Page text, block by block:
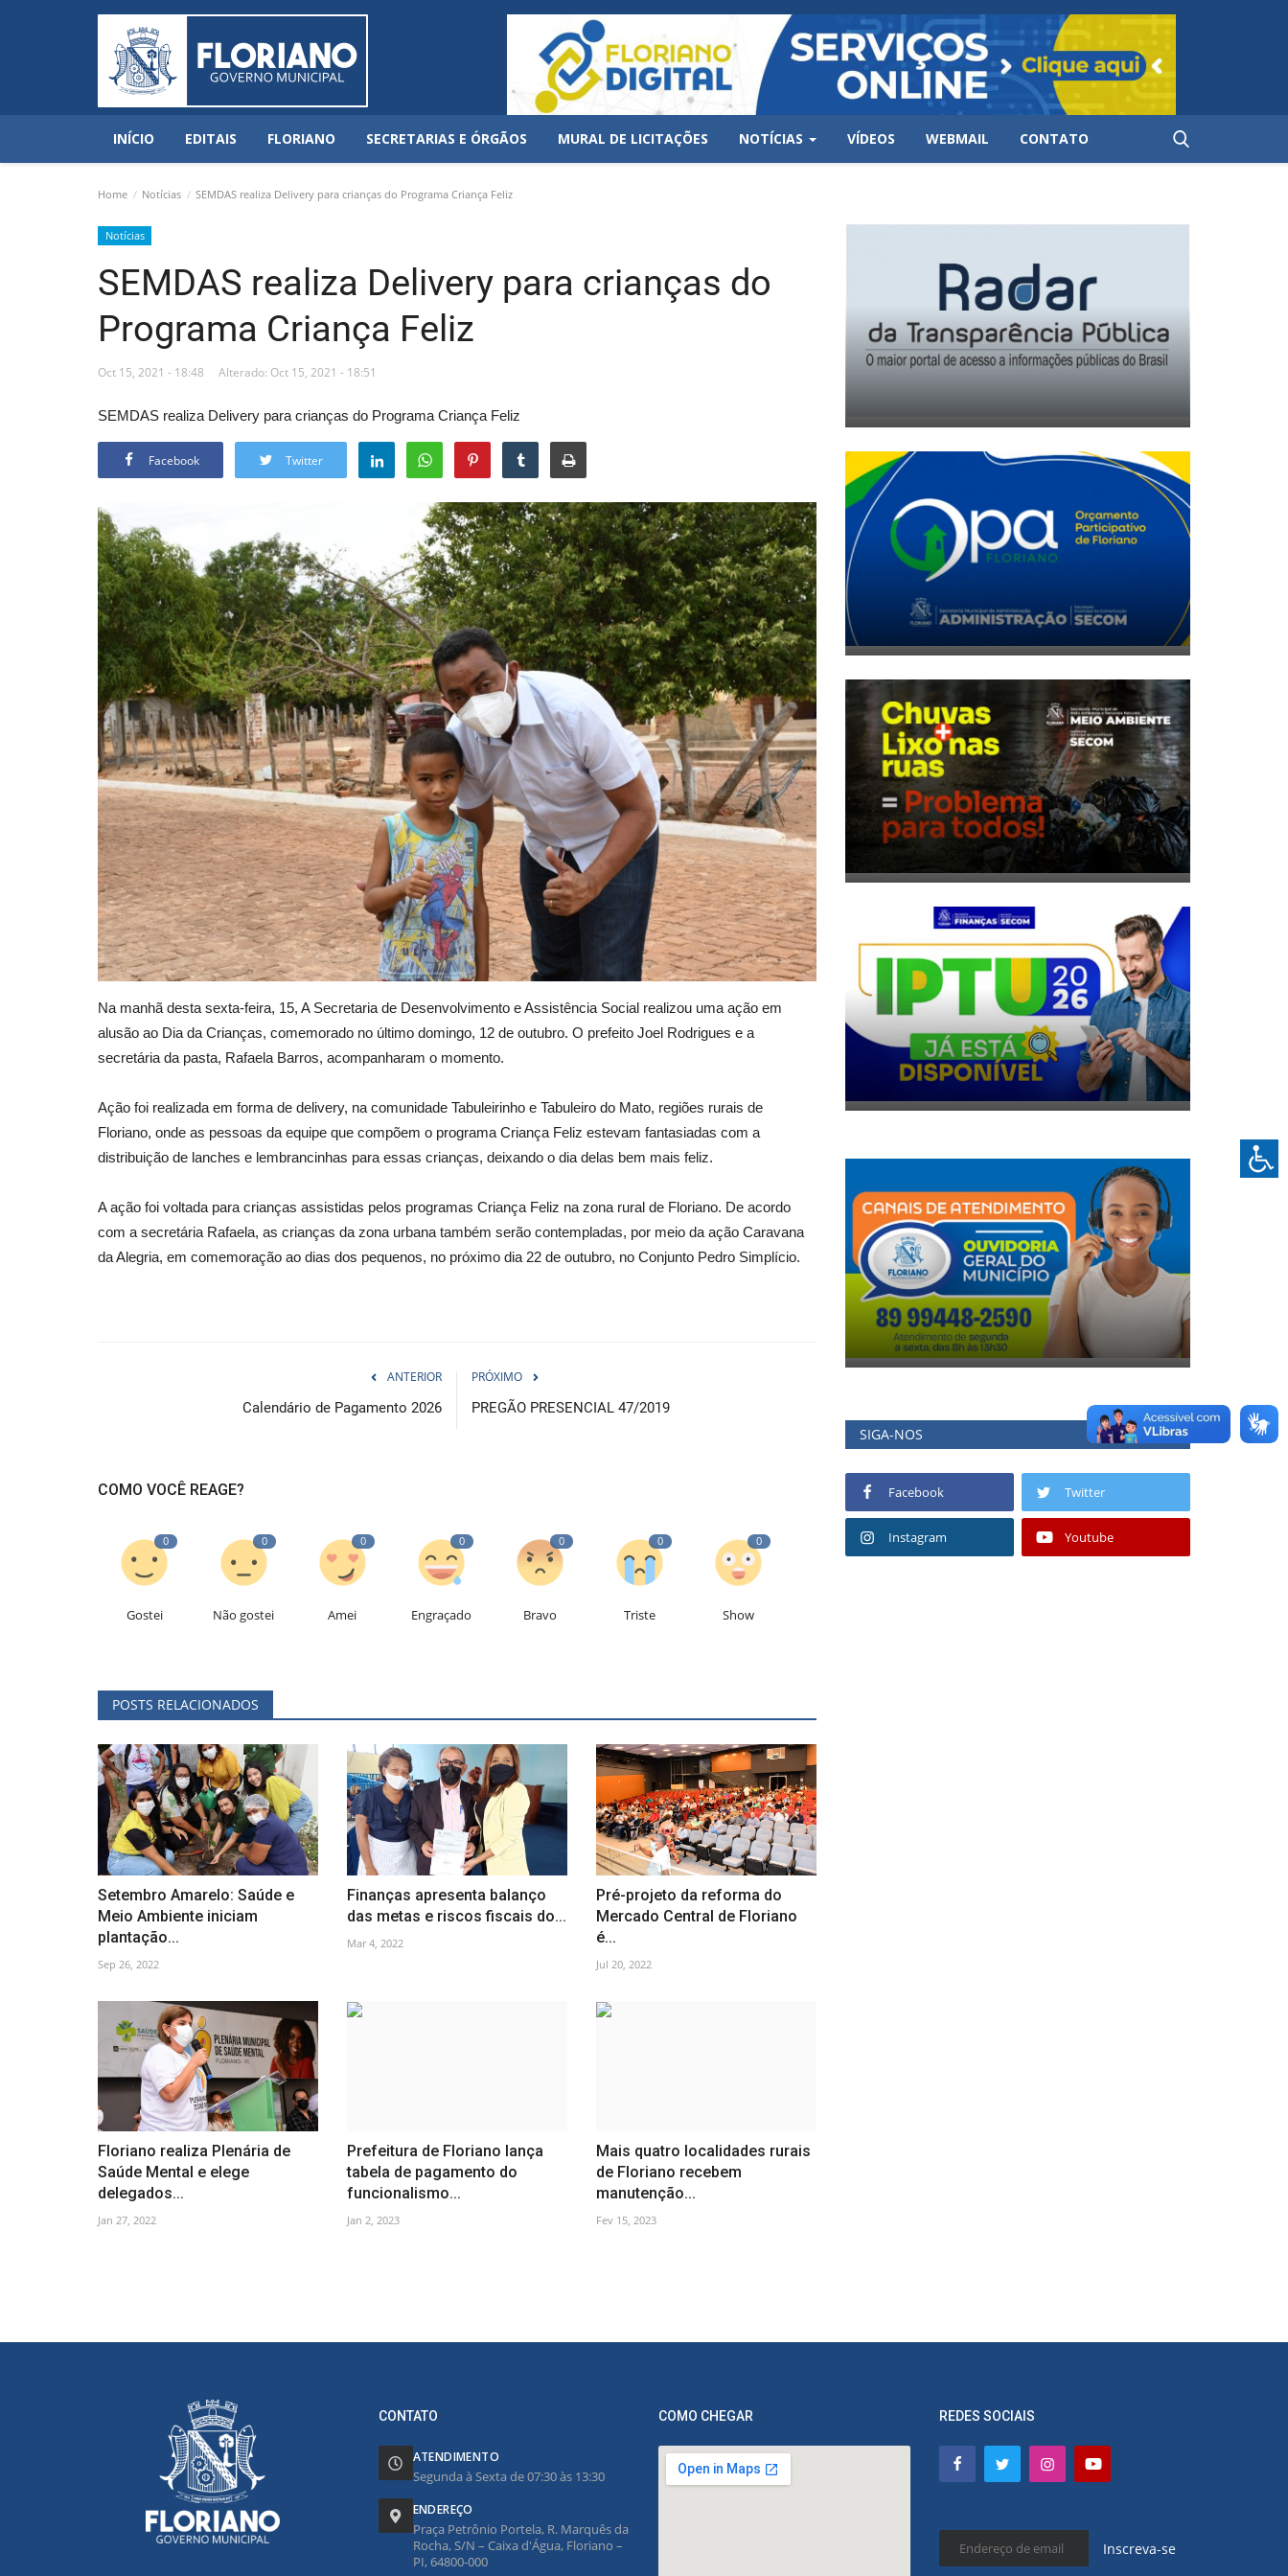
INÍCIO EDITAIS FLORIANO SECRETARIAS E ÓRGÃOS MURAL DE LICITAÇÕES NOTÍCIAS VÍDEOS WEBMAIL CONTATO
Home Notícias SEMDAS realiza Delivery para crianças do Programa Criança Feliz
Notícias
SEMDAS realiza Delivery para crianças do
Programa Criança Feliz
Oct 15, 2021 - 18:48 Alterado: Oct 15, 2021 - 18:51
SEMDAS realiza Delivery para crianças do Programa Criança Feliz
Facebook Twitter
Na manhã desta sexta-feira, 15, A Secretaria de Desenvolvimento e Assistência Social realizou uma ação em
alusão ao Dia da Crianças, comemorado no último domingo, 12 de outubro. O prefeito Joel Rodrigues e a
secretária da pasta, Rafaela Barros, acompanharam o momento.
Ação foi realizada em forma de delivery, na comunidade Tabuleirinho e Tabuleiro do Mato, regiões rurais de
Floriano, onde as pessoas da equipe que compõem o programa Criança Feliz estevam fantasiadas com a
distribuição de lanches e lembrancinhas para essas crianças, deixando o dia delas bem mais feliz.
A ação foi voltada para crianças assistidas pelos programas Criança Feliz na zona rural de Floriano. De acordo
com a secretária Rafaela, as crianças da zona urbana também serão contempladas, por meio da ação Caravana
da Alegria, em comemoração ao dias dos pequenos, no próximo dia 22 de outubro, no Conjunto Pedro Simplício.
ANTERIOR
Calendário de Pagamento 2026
PRÓXIMO
PREGÃO PRESENCIAL 47/2019
COMO VOCÊ REAGE?
0
Gostei
0
Não gostei
0
Amei
0
Engraçado
0
Bravo
0
Triste
0
Show
POSTS RELACIONADOS
Setembro Amarelo: Saúde e
Meio Ambiente iniciam
plantação...
Sep 26, 2022
Finanças apresenta balanço
das metas e riscos fiscais do...
Mar 4, 2022
Pré-projeto da reforma do
Mercado Central de Floriano
é...
Jul 20, 2022
Floriano realiza Plenária de
Saúde Mental e elege
delegados...
Jan 27, 2022
Prefeitura de Floriano lança
tabela de pagamento do
funcionalismo...
Jan 2, 2023
Mais quatro localidades rurais
de Floriano recebem
manutenção...
Fev 15, 2023
SIGA-NOS
Facebook Twitter
Instagram Youtube
CONTATO
ATENDIMENTO
Segunda à Sexta de 07:30 às 13:30
ENDEREÇO
Praça Petrônio Portela, R. Marquês da
Rocha, S/N – Caixa d'Água, Floriano –
PI, 64800-000
COMO CHEGAR REDES SOCIAIS
Inscreva-se